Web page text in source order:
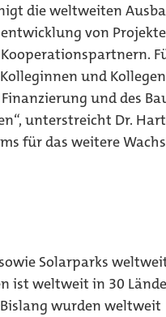
die weltweiten
von
und
und des
unterstreicht Dr.
für das weitere
Solarparks
ist weltweit in 30
wurden weltweit